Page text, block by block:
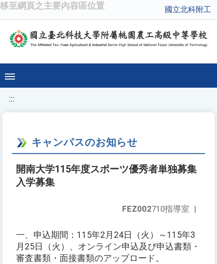
移至網頁之主要內容區位置 國立北科附工
:::
キャンパスのお知らせ
開南大学115年度スポーツ優秀者単独募集
入学募集
FEZ002710指導室 |
一、申込期間：115年2月24日（火）～115年3
月25日（火）、オンライン申込及び申込書類・
審査書類・面接書類のアップロード。